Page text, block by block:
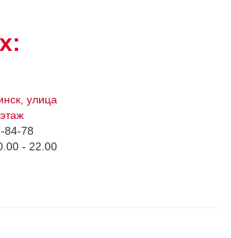
улица
84-78
- 22.00